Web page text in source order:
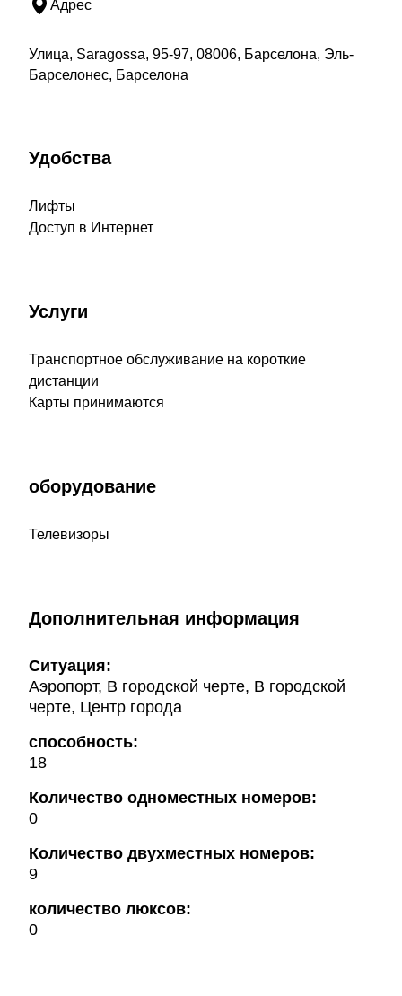
Адрес
Улица, Saragossa, 95-97, 08006, Барселона, Эль-
Барселонес, Барселона
Удобства
Лифты
Доступ в Интернет
Услуги
Транспортное обслуживание на короткие
дистанции
Карты принимаются
оборудование
Телевизоры
Дополнительная информация
Ситуация:
Аэропорт, В городской черте, В городской
черте, Центр города
способность:
18
Количество одноместных номеров:
0
Количество двухместных номеров:
9
количество люксов:
0